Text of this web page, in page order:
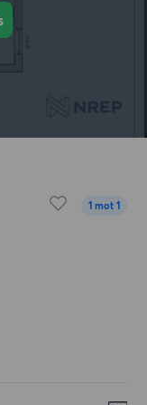
1 mot 1